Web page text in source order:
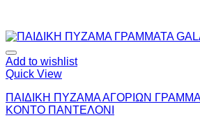
Add to wishlist
Quick View
ΠΑΙΔΙΚΗ ΠΥΖΑΜΑ ΑΓΟΡΙΩΝ
ΚΟΝΤΟ ΠΑΝΤΕΛΟΝΙ